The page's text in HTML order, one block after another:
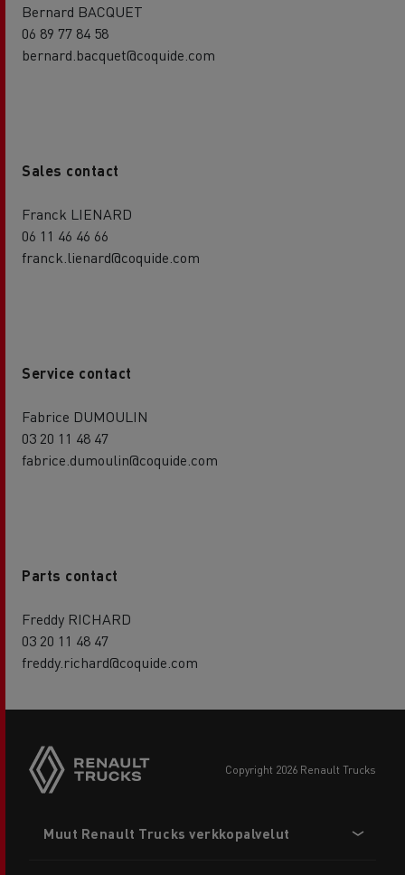
Bernard BACQUET
06 89 77 84 58
bernard.bacquet@coquide.com
Sales contact
Franck LIENARD
06 11 46 46 66
franck.lienard@coquide.com
Service contact
Fabrice DUMOULIN
03 20 11 48 47
fabrice.dumoulin@coquide.com
Parts contact
Freddy RICHARD
03 20 11 48 47
freddy.richard@coquide.com
copyright 2026 Renault Trucks
menu
Muut Renault Trucks verkkopalvelut